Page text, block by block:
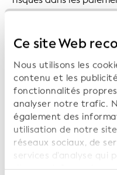
Ce site Web
Nous utilisons les
contenu et les
fonctionnalités
analyser notre trafic.
également des
utilisation de notre
réseaux sociaux, de
services d'analyse qui
d'autres informations